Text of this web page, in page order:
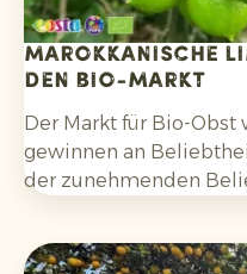
Marokkanische
den Bio-Markt
Der Markt für Bio-Obst
gewinnen an
der zunehmenden
durch die breitere
und anderen